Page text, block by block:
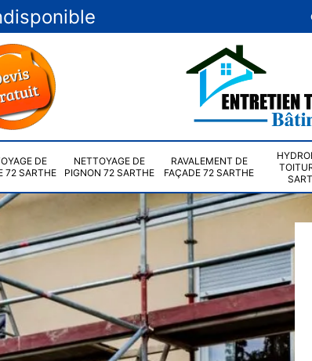
DE
72 SARTHE
NETTOYAGE DE
PIGNON 72 SARTHE
RAVALEMENT DE
FAÇADE 72 SARTHE